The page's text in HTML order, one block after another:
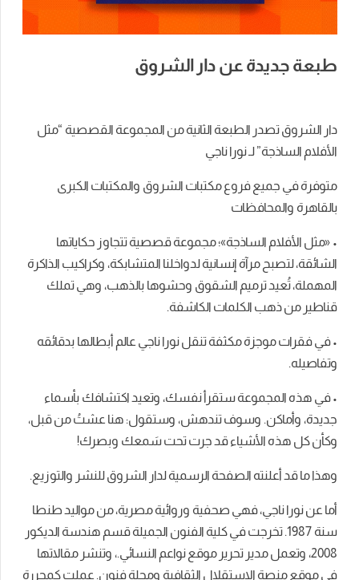
طبعة جديدة عن دار الشروق
دار الشروق تصدر الطبعة الثانية من المجموعة القصصية “مثل
الأفلام الساذجة” لـ نورا ناجي
متوفرة في جميع فروع مكتبات الشروق والمكتبات الكبرى
بالقاهرة والمحافظات
• «مثل الأفلام الساذجة»؛ مجموعة قصصية تتجاوز حكاياتها
الشائقة، لتصبح مرآة إنسانية لدواخلنا المتشابكة، وكراكيب الذاكرة
المهملة، تُعيد ترميم الشقوق وحشوها بالذهب، وهي تملك
قناطير من ذهب الكلمات الكاشفة.
• في فقرات موجزة مكثفة تنقل نورا ناجي عالم أبطالها بدقائقه
وتفاصيله.
• في هذہ المجموعة ستقرأ نفسك، وتعيد اكتشافك بأسماء
جديدة، وأماكن. وسوف تندهش، وستقول: هنا عشتُ من قبل،
وكأن كل هذہ الأشياء قد جرت تحت سَمعك وبصرك!
وهذا ما قد أعلنته الصفحة الرسمية لدار الشروق للنشر والتوزيع.
أما عن نورا ناجي، فهي صحفية وروائية مصرية، من مواليد طنطا
سنة 1987. تخرجت في كلية الفنون الجميلة قسم هندسة الديكور
2008، وتعمل مدير تحرير موقع نواعم النسائي.، وتنشر مقالاتها
في موقع منصة الاستقلال الثقافية ومجلة فنون. عملت كمحررة